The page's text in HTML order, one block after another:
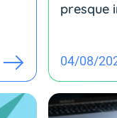
presque
04/08/